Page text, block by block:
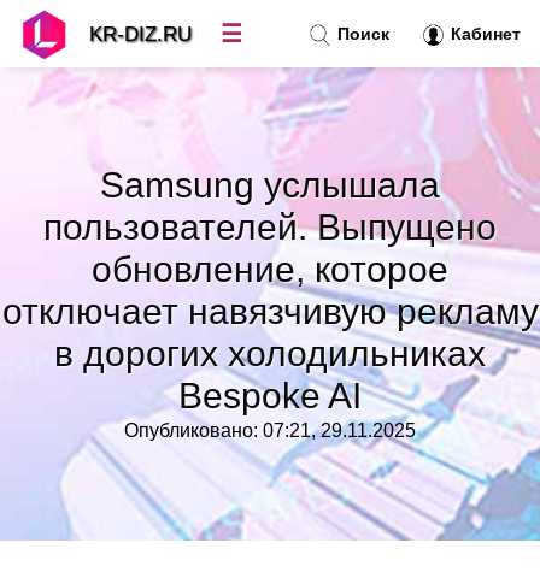
Samsung услышала
пользователей. Выпущено
обновление, которое
отключает навязчивую рекламу
в дорогих холодильниках
Bespoke AI
Опубликовано: 07:21, 29.11.2025
Поиск Кабинет
KR-DIZ.RU ☰
Новости
Топ новостей»
Рубрики»
»